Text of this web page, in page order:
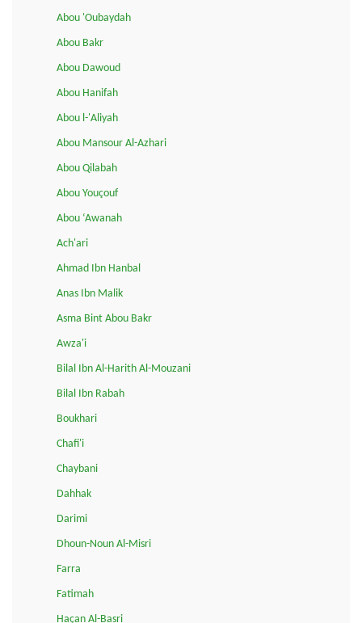
Abou 'Oubaydah
Abou Bakr
Abou Dawoud
Abou Hanifah
Abou l-'Aliyah
Abou Mansour Al-Azhari
Abou Qilabah
Abou Youçouf
Abou ‘Awanah
Ach'ari
Ahmad Ibn Hanbal
Anas Ibn Malik
Asma Bint Abou Bakr
Awza'i
Bilal Ibn Al-Harith Al-Mouzani
Bilal Ibn Rabah
Boukhari
Chafi'i
Chaybani
Dahhak
Darimi
Dhoun-Noun Al-Misri
Farra
Fatimah
Haçan Al-Basri